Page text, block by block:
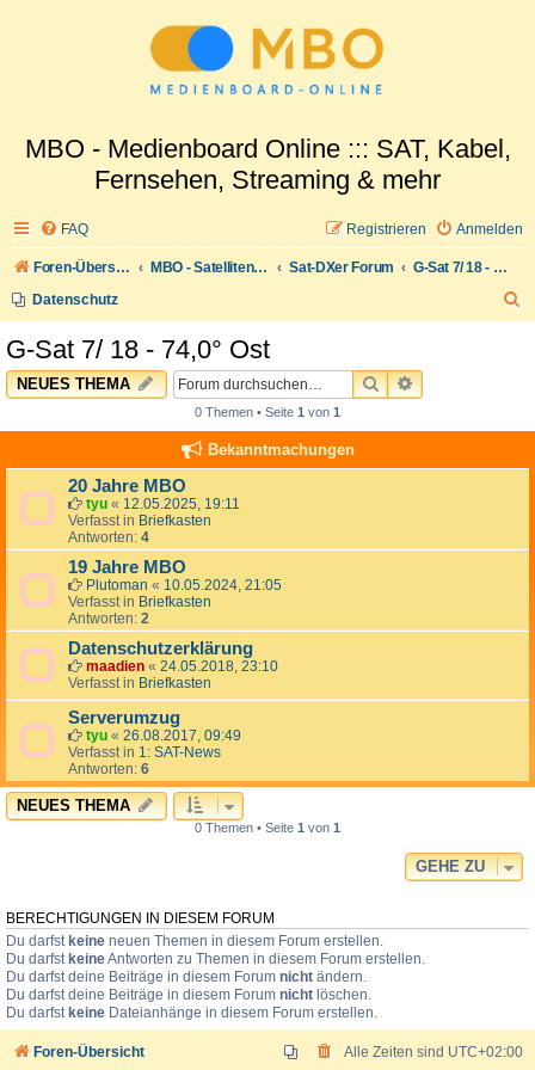
MBO - Medienboard Online ::: SAT, Kabel,
Fernsehen, Streaming & mehr
FAQ Anmelden
Registrieren
Foren-Übersicht MBO - Satellitenwelt Sat-DXer Forum
G-Sat 7/ 18 - 74,0° Ost
Datenschutz
G-Sat 7/ 18 - 74,0° Ost
NEUES THEMA SUCHEERWEITERTE
0 Themen • Seite 1 von 1
Bekanntmachungen
20 Jahre MBO
tyu « 12.05.2025, 19:11
Verfasst in Briefkasten
Antworten: 4
19 Jahre MBO
Plutoman « 10.05.2024, 21:05
Verfasst in Briefkasten
Antworten: 2
Datenschutzerklärung
maadien « 24.05.2018, 23:10
Verfasst in Briefkasten
Serverumzug
tyu « 26.08.2017, 09:49
Verfasst in 1: SAT-News
Antworten: 6
NEUES THEMA
0 Themen • Seite 1 von 1
GEHE ZU
BERECHTIGUNGEN IN DIESEM FORUM
Du darfst keine neuen Themen in diesem Forum erstellen.
Du darfst keineAntworten zu Themen in diesem Forum erstellen.
Du darfst deine Beiträge in diesem Forum nicht ändern.
Du darfst deine Beiträge in diesem Forum nicht löschen.
Du darfst keine Dateianhänge in diesem Forum erstellen.
Foren-Übersicht Alle Zeiten sind UTC+02:00